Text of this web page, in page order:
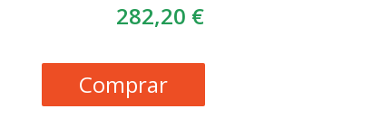
282,20 €
Comprar